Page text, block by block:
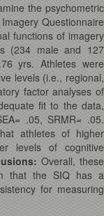
the psychometric
Questionnaire
functions of imagery
(234 male and 127
yrs. Athletes were
levels (i.e., regional,
factor analyses of
fit to the data,
.05, SRMR= .05.
athletes of higher
levels of cognitive
Overall, these
that the SIQ has a
for measuring